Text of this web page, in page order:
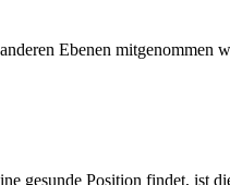
Ebenen
gesunde Position findet, ist